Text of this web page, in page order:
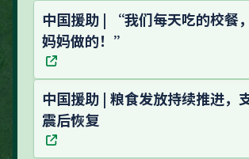
中国援助 | “我们每天吃的校餐
妈妈做的！”
中国援助 | 粮食发放持续推进，
震后恢复